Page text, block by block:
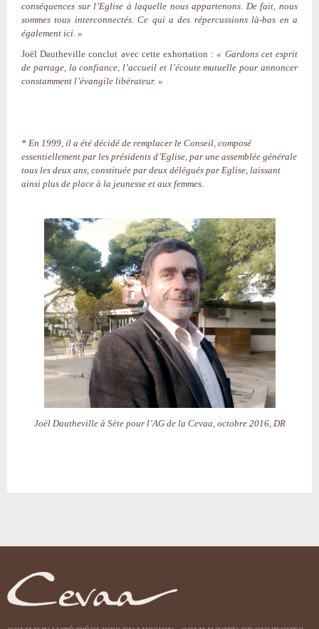
conséquences sur l’Eglise à laquelle nous appartenons. De fait, nous
sommes tous interconnectés. Ce qui a des répercussions là-bas en a
également ici. »
Joël Dautheville conclut avec cette exhortation :« Gardons cet esprit
de partage, la confiance, l’accueil et l’écoute mutuelle pour annoncer
constamment l’évangile libérateur. »
* En 1999, il a été décidé de remplacer le Conseil, composé
essentiellement par les présidents d’Eglise, par une assemblée générale
tous les deux ans, constituée par deux délégués par Eglise, laissant
ainsi plus de place à la jeunesse et aux femmes.
Joël Dautheville à Sète pour l’AG de la Cevaa, octobre 2016, DR
document